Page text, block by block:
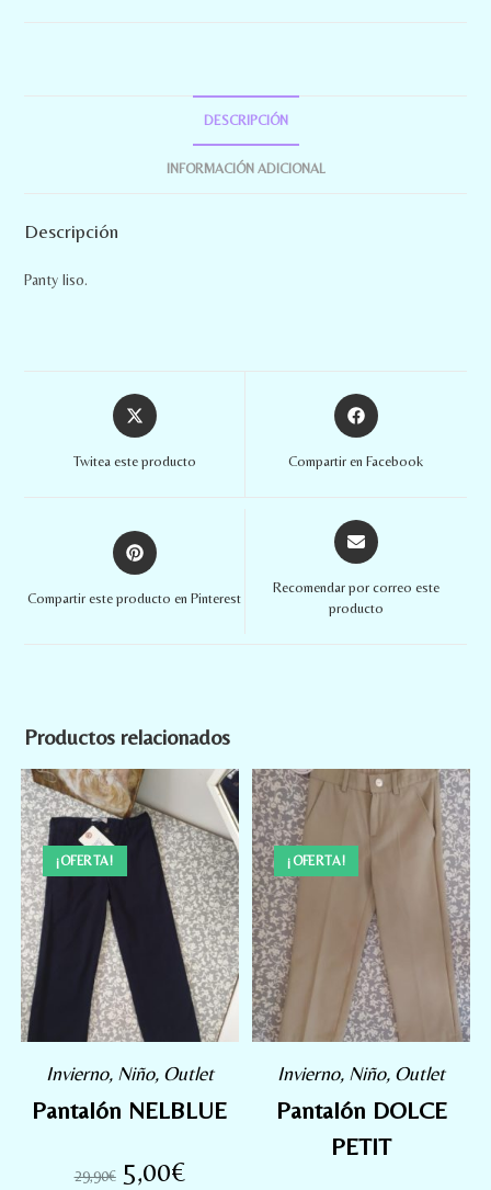
DESCRIPCIÓN
INFORMACIÓN ADICIONAL
Descripción
Panty liso.
Twitea este producto Compartir en Facebook
Compartir este producto en Pinterest
Recomendar por correo este
producto
Productos relacionados
¡OFERTA!
Invierno, Niño, Outlet
Pantalón NELBLUE
29,90€ 5,00€
¡OFERTA!
Invierno, Niño, Outlet
Pantalón DOLCE
PETIT